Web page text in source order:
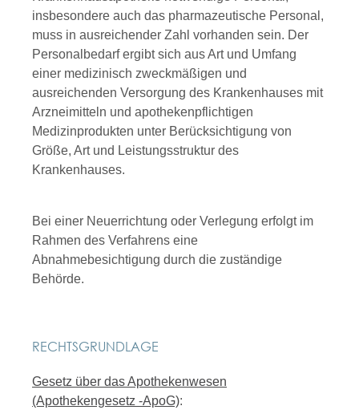
insbesondere auch das pharmazeutische Personal,
muss in ausreichender Zahl vorhanden sein. Der
Personalbedarf ergibt sich aus Art und Umfang
einer medizinisch zweckmäßigen und
ausreichenden Versorgung des Krankenhauses mit
Arzneimitteln und apothekenpflichtigen
Medizinprodukten unter Berücksichtigung von
Größe, Art und Leistungsstruktur des
Krankenhauses.
Bei einer Neuerrichtung oder Verlegung erfolgt im
Rahmen des Verfahrens eine
Abnahmebesichtigung durch die zuständige
Behörde.
RECHTSGRUNDLAGE
Gesetz über das Apothekenwesen
(Apothekengesetz -ApoG):